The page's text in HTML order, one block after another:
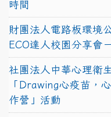
時間
財團法人電路板環境
ECO達人校園分享會
社團法人中華心理衛
「Drawing心疫苗，
作營」活動